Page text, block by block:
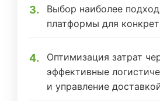
Выбор наиболее
платформы для
Оптимизация затрат
эффективные
и управление